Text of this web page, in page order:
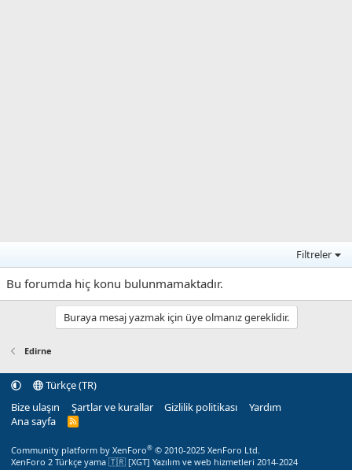
Filtreler
Bu forumda hiç konu bulunmamaktadır.
Buraya mesaj yazmak için üye olmanız gereklidir.
Edirne
Türkçe (TR)
Bize ulaşın
Şartlar ve kurallar Gizlilik politikası
Yardım
Ana sayfa
R
Community platform by XenForo® © 2010-2025 XenForo Ltd.
XenForo 2 Türkçe yama 🇹🇷 [XGT] Yazılım ve web hizmetleri 2014-2024